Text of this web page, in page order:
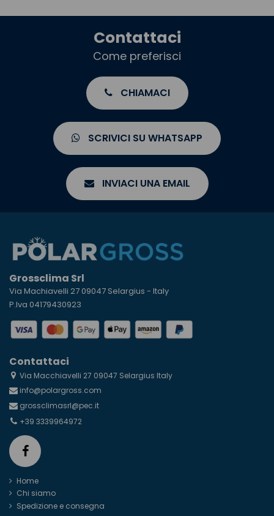
Contattaci
Come preferisci
CHIAMACI
SCRIVICI SU WHATSAPP
INVIACI UNA EMAIL
Grossclima Srl
Via Machiavelli 27 09047 Selargius - Italy
P.Iva 04179430923
Contattaci
Via Macchiavelli 27 09047 Selargius Italy
info@polargross.com
grossclimasrl@pec.it
+39 3339964972
Home
Chi siamo
Spedizione e consegna